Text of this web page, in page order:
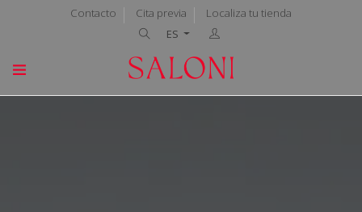
Contacto Cita previa
Localiza tu tienda
ES